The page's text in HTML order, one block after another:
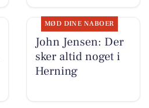
MØD DINE NABOER
John Jensen: Der
sker altid noget i
Herning